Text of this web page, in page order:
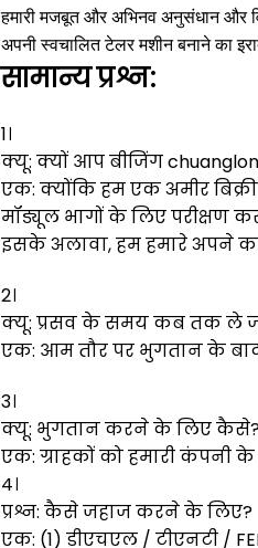
हमारी मजबूत और अभिनव अनुसंधान और
अपनी स्वचालित टेलर मशीन बनाने का
सामान्य प्रश्न:
1।
क्यू: क्यों आप बीजिंग
एक: क्योंकि हम एक अमीर
मॉड्यूल भागों के लिए परीक्षण
इसके अलावा, हम हमारे अपने
2।
क्यू: प्रसव के समय कब तक ले
एक: आम तौर पर भुगतान के बाद
3।
क्यू: भुगतान करने के लिए
एक: ग्राहकों को हमारी कंपनी
4।
प्रश्न: कैसे जहाज करने के लिए?
एक: (1) डीएचएल / टीएनटी /